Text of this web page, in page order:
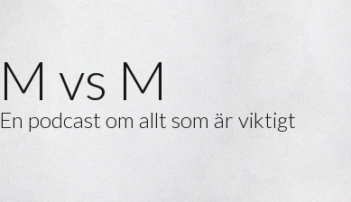
M vs M
En podcast om allt som är viktigt